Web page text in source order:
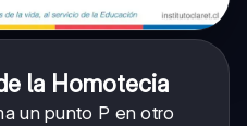
la Homotecia
un punto P en otro